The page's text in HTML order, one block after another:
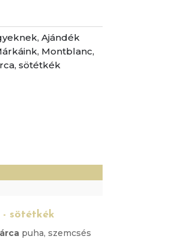
, Ajándék
, Montblanc,
, sötétkék
sötétkék
puha, szemcsés